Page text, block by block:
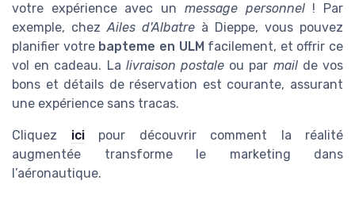
votre expérience avec un message personnel! Par
exemple, chezAiles d'Albatre à Dieppe, vous pouvez
planifier votre bapteme en ULM facilement, et offrir ce
vol en cadeau. La livraison postale ou par mailde vos
bons et détails de réservation est courante, assurant
une expérience sans tracas.
Cliquez icipour découvrir comment la réalité
augmentée transforme le marketing dans
l’aéronautique.